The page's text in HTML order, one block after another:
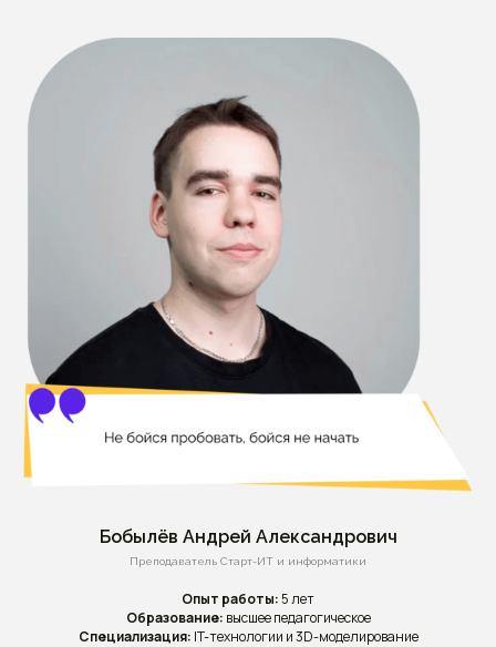
Бобылёв Андрей Александрович
Преподаватель Старт-ИТ и информатики
Опыт работы: 5 лет
Образование: высшее педагогическое
Специализация: IT-технологии и 3D-моделирование